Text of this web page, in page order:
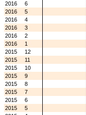
2016
6
2016
5
2016
4
2016
3
2016
2
2016
1
2015
12
2015
11
2015
10
2015
9
2015
8
2015
7
2015
6
2015
5